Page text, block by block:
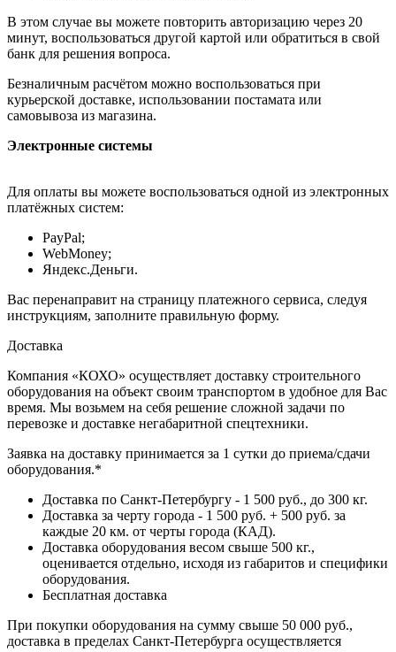
В этом случае вы можете повторить авторизацию через 20
минут, воспользоваться другой картой или обратиться в свой
банк для решения вопроса.
Безналичным расчётом можно воспользоваться при
курьерской доставке, использовании постамата или
самовывоза из магазина.
Электронные системы
Для оплаты вы можете воспользоваться одной из электронных
платёжных систем:
PayPal;
WebMoney;
Яндекс.Деньги.
Вас перенаправит на страницу платежного сервиса, следуя
инструкциям, заполните правильную форму.
Доставка
Компания «КОХО» осуществляет доставку строительного
оборудования на объект своим транспортом в удобное для Вас
время. Мы возьмем на себя решение сложной задачи по
перевозке и доставке негабаритной спецтехники.
Заявка на доставку принимается за 1 сутки до приема/сдачи
оборудования.*
Доставка по Санкт-Петербургу - 1 500 руб., до 300 кг.
Доставка за черту города - 1 500 руб. + 500 руб. за
каждые 20 км. от черты города (КАД).
Доставка оборудования весом свыше 500 кг.,
оценивается отдельно, исходя из габаритов и специфики
оборудования.
Бесплатная доставка
При покупки оборудования на сумму свыше 50 000 руб.,
доставка в пределах Санкт-Петербурга осуществляется